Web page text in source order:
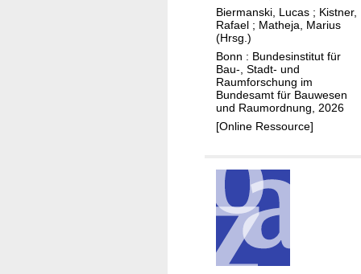
l
i
c
h
e
s
M
i
ä
Biermanski, Lucas ; Kistner,
Rafael ; Matheja, Marius
(Hrsg.)
Bonn : Bundesinstitut für
Bau-, Stadt- und
Raumforschung im
Bundesamt für Bauwesen
und Raumordnung, 2026
[Online Ressource]